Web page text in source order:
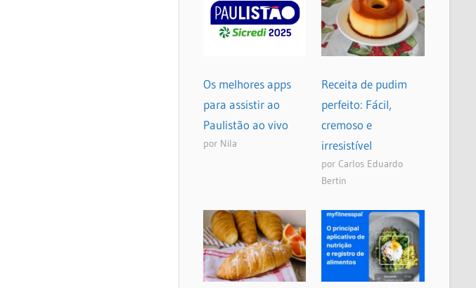
Os melhores apps
para assistir ao
Paulistão ao vivo
por Nila
Receita de pudim
perfeito: Fácil,
cremoso e
irresistível
por Carlos Eduardo
Bertin